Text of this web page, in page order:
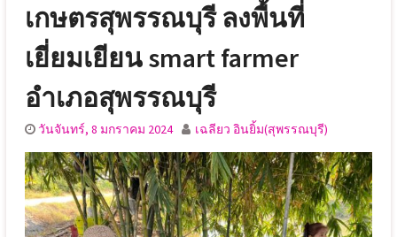
เกษตรสุพรรณบุรี ลงพื้นที่
เยี่ยมเยียน smart farmer
อำเภอสุพรรณบุรี
วันจันทร์, 8 มกราคม 2024 เฉลียว อินยิ้ม(สุพรรณบุรี)